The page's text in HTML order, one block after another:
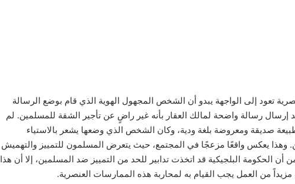
تعود إلى الواجهة يبدو أن الشخص المجهول الهوية الذي قام بوضع الرسالة
إرسال رسالة واضحة لمالك العقار بأنه غير راضٍ عن تأجير الشقة للمسلمين. لم
صديقة ومعروضة بلغة ودية، وكان الشخص الذي وضعها يشعر بالاستياء
وهذا يعكس واقعًا مزعجًا في المجتمع، حيث يتعرض المسلمون للتمييز والتهميش
الحكومة البلجيكية قد اتخذت تدابير للحد من التمييز ضد المسلمين، إلا أن هذا
من العمل يجب القيام به لمحاربة هذه الممارسات العنصرية.